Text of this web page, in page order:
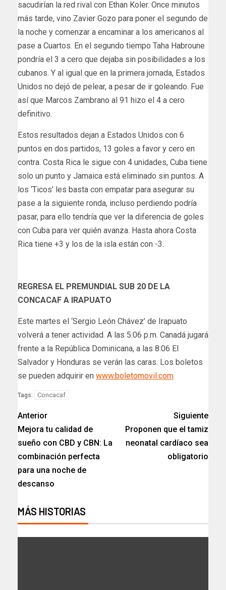
sacudirían la red rival con Ethan Koler. Once minutos
más tarde, vino Zavier Gozo para poner el segundo de
la noche y comenzar a encaminar a los americanos al
pase a Cuartos. En el segundo tiempo Taha Habroune
pondría el 3 a cero que dejaba sin posibilidades a los
cubanos. Y al igual que en la primera jornada, Estados
Unidos no dejó de pelear, a pesar de ir goleando. Fue
así que Marcos Zambrano al 91 hizo el 4 a cero
definitivo.
Estos resultados dejan a Estados Unidos con 6
puntos en dos partidos, 13 goles a favor y cero en
contra. Costa Rica le sigue con 4 unidades, Cuba tiene
solo un punto y Jamaica está eliminado sin puntos. A
los ‘Ticos’ les basta con empatar para asegurar su
pase a la siguiente ronda, incluso perdiendo podría
pasar, para ello tendría que ver la diferencia de goles
con Cuba para ver quién avanza. Hasta ahora Costa
Rica tiene +3 y los de la isla están con -3.
REGRESA EL PREMUNDIAL SUB 20 DE LA
CONCACAF A IRAPUATO
Este martes el ‘Sergio León Chávez’ de Irapuato
volverá a tener actividad. A las 5:06 p.m. Canadá jugará
frente a la República Dominicana, a las 8:06 El
Salvador y Honduras se verán las caras. Los boletos
se pueden adquirir en www.boletomovil.com
Tags: Concacaf
Anterior
Mejora tu calidad de
sueño con CBD y CBN: La
combinación perfecta
para una noche de
descanso
Siguiente
Proponen que el tamiz
neonatal cardíaco sea
obligatorio
MÁS HISTORIAS